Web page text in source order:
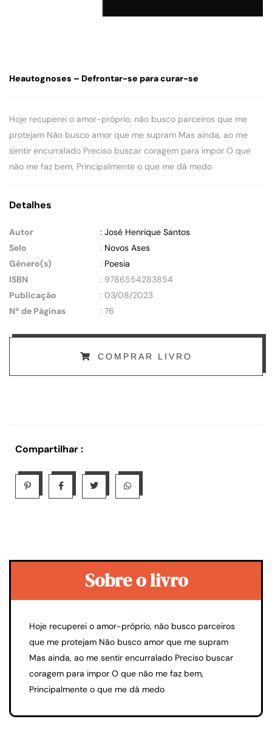
Heautognoses – Defrontar-se para curar-se
Hoje recuperei o amor-próprio, não busco parceiros que me
protejam Não busco amor que me supram Mas ainda, ao me
sentir encurralado Preciso buscar coragem para impor O que
não me faz bem, Principalmente o que me dá medo
Detalhes
Autor
: José Henrique Santos
Selo
: Novos Ases
Gênero(s)
: Poesia
ISBN
: 9786554283854
Publicação
: 03/08/2023
Nº de Páginas
: 76
COMPRAR LIVRO
Compartilhar :
Sobre o livro
Hoje recuperei o amor-próprio, não busco parceiros
que me protejam Não busco amor que me supram
Mas ainda, ao me sentir encurralado Preciso buscar
coragem para impor O que não me faz bem,
Principalmente o que me dá medo